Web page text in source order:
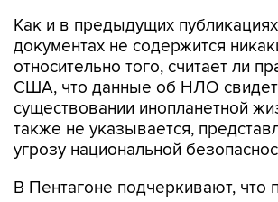
Как и в предыдущих
документах не содержится
относительно того, считает ли
США, что данные об НЛО
существовании инопланетной
также не указывается,
угрозу национальной
В Пентагоне подчеркивают, что